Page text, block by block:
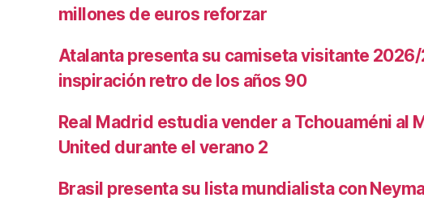
millones de euros reforzar
Atalanta presenta su camiseta visitante
inspiración retro de los años 90
Real Madrid estudia vender a Tchouaméni al
United durante el verano 2
Brasil presenta su lista mundialista con